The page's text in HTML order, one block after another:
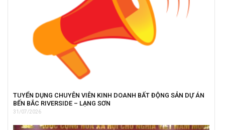
TUYỂN DỤNG CHUYÊN VIÊN KINH DOANH BẤT ĐỘNG SẢN DỰ ÁN
BẾN BẮC RIVERSIDE – LẠNG SƠN
31/07/2026